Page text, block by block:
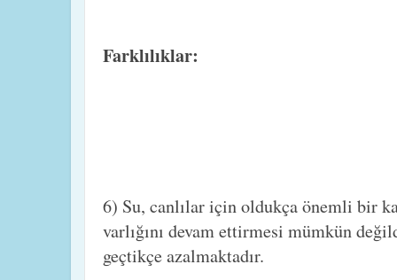
Farklılıklar:
6) Su, canlılar için oldukça önemli bir
varlığını devam ettirmesi mümkün
geçtikçe azalmaktadır.